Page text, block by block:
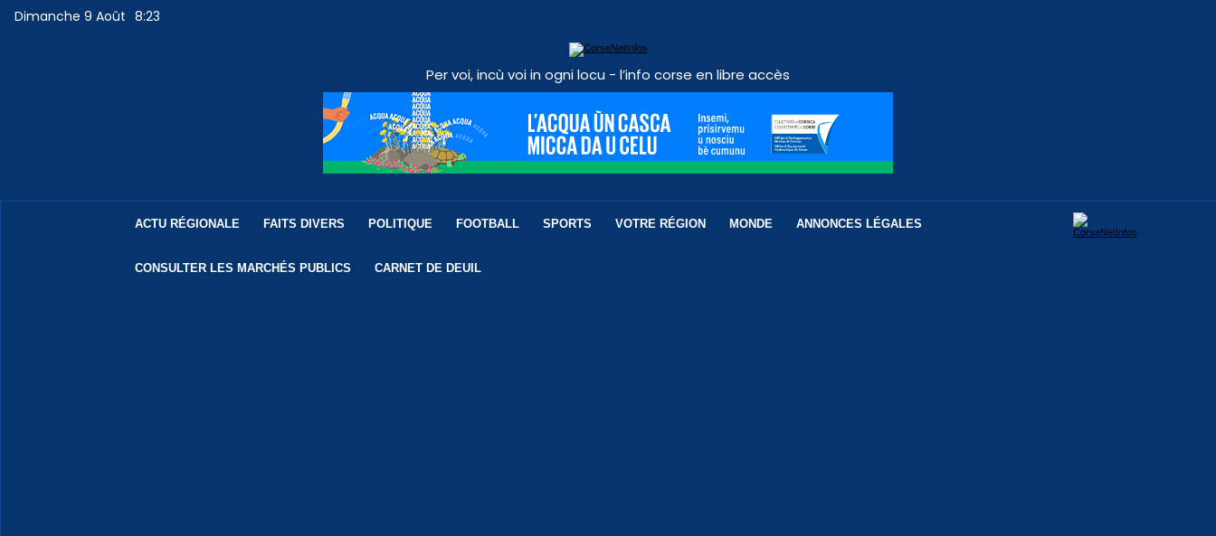
Dimanche 9 Août 8:23
Per voi, incù voi in ogni locu - l’info corse en libre accès
ACTU RÉGIONALE FAITS DIVERS POLITIQUE FOOTBALL SPORTS VOTRE RÉGION MONDE ANNONCES LÉGALES
CONSULTER LES MARCHÉS PUBLICS CARNET DE DEUIL